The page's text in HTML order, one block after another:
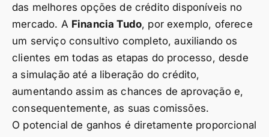
das melhores opções de crédito disponíveis no
mercado. A Financia Tudo, por exemplo, oferece
um serviço consultivo completo, auxiliando os
clientes em todas as etapas do processo, desde
a simulação até a liberação do crédito,
aumentando assim as chances de aprovação e,
consequentemente, as suas comissões.
O potencial de ganhos é diretamente proporcional